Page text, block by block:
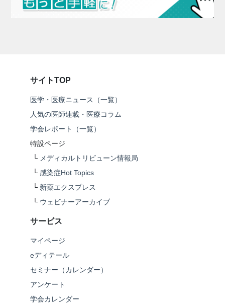
サイトTOP
医学・医療ニュース（一覧）
人気の医師連載・医療コラム
学会レポート（一覧）
特設ページ
└ メディカルトリビューン情報局
└ 感染症Hot Topics
└ 新薬エクスプレス
└ ウェビナーアーカイブ
サービス
マイページ
eディテール
セミナー（カレンダー）
アンケート
学会カレンダー